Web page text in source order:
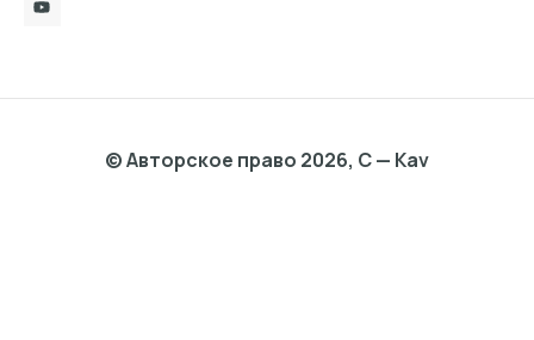
© Авторское право 2026, C — Kav